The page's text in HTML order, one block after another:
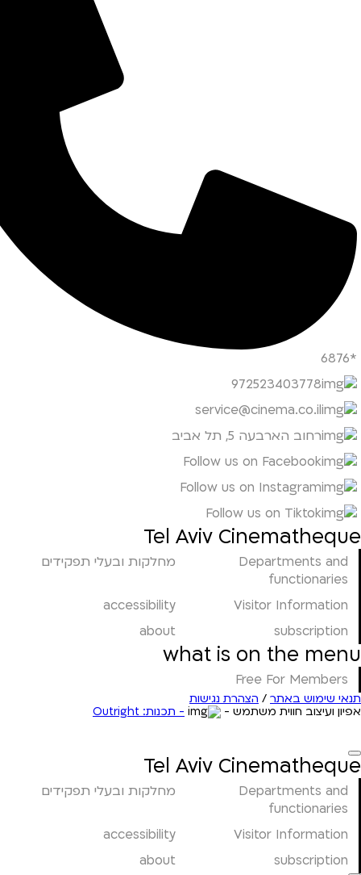
*6876
972523403778
service@cinema.co.il
רחוב הארבעה 5, תל אביב
Follow us on Facebook
Follow us on Instagram
Follow us on Tiktok
Tel Aviv Cinematheque
Departments and
functionaries
מחלקות ובעלי תפקידים
Visitor Information
accessibility
subscription
about
what is on the menu
Free For Members
תנאי שימוש באתר / הצהרת נגישות
אפיון ועיצוב חווית משתמש -
- תכנות: Outright
Tel Aviv Cinematheque
Departments and
functionaries
מחלקות ובעלי תפקידים
Visitor Information
accessibility
subscription
about